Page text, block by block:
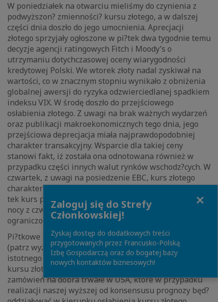
W poniedziałek na otwarciu mieliśmy do czynienia z
podwyższon? zmienności? kursu złotego, a w dalszej
części dnia doszło do jego umocnienia. Aprecjacji
złotego sprzyjały ogłoszone w pi?tek dwa tygodnie temu
decyzje agencji ratingowych Fitch i Moody’s o
utrzymaniu dotychczasowej oceny wiarygodności
kredytowej Polski. We wtorek złoty nadal zyskiwał na
wartości, co w znacznym stopniu wynikało z obniżenia
globalnej awersji do ryzyka odzwierciedlanej spadkiem
indeksu VIX. W środę doszło do przejściowego
osłabienia złotego. Z uwagi na brak ważnych wydarzeń
oraz publikacji makroekonomicznych tego dnia, jego
przejściowa deprecjacja miała najprawdopodobniej
charakter transakcyjny. Wsparcie dla takiej ceny
stanowi fakt, iż została ona odnotowana również w
przypadku części innych walut rynków wschodz?cych. W
czwartek, z uwagi na posiedzenie EBC, kurs złotego
charakteryzował się podwyższon? zmienności?. W pi?
tek kurs polskiej waluty był stabilny, a opublikowane z
nocy z czwartku na pi?tek dane o PKB w Chinach miały
ograniczony wpływ na rynek.
Pi?tkowe przemówienie inauguracyjne D. Trumpa
(patrz wyżej) nie powinno mieć naszym zdaniem
istotnego wpływ na kurs polskiej waluty. Istotne dla
kursu złotego będ? pi?tkowe, wstępne dane nt.
zamówień na dobra trwałe w USA, które w przypadku
realizacji naszej wyższej od konsensusu prognozy będ?
Zaloguj się do Strefy
Członkowskiej!
Zyskaj dostęp do dodatkowych treści
przygotowanych przez Francusko-Polską
Izbę Gospodarczą oraz do bogatej bazy
nowych kontaktów biznesowych!